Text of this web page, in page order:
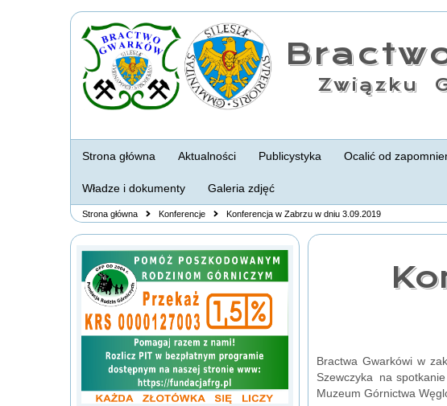
Związku
Strona główna Aktualności Publicystyka Ocalić od
Władze i dokumenty Galeria zdjęć
Strona główna Konferencje Konferencja w Zabrzu w dniu 3.09.2019
Bractwa Gwarkówi w
Szewczyka na
Muzeum Górnictwa